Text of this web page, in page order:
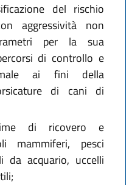
del rischio
aggressività non
per la sua
di controllo e
ai fini della
di cani di
di ricovero e
mammiferi, pesci
da acquario, uccelli